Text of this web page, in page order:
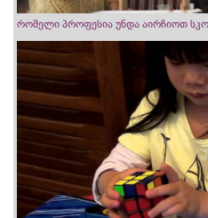
რომელი პროფესია უნდა აირჩიოთ